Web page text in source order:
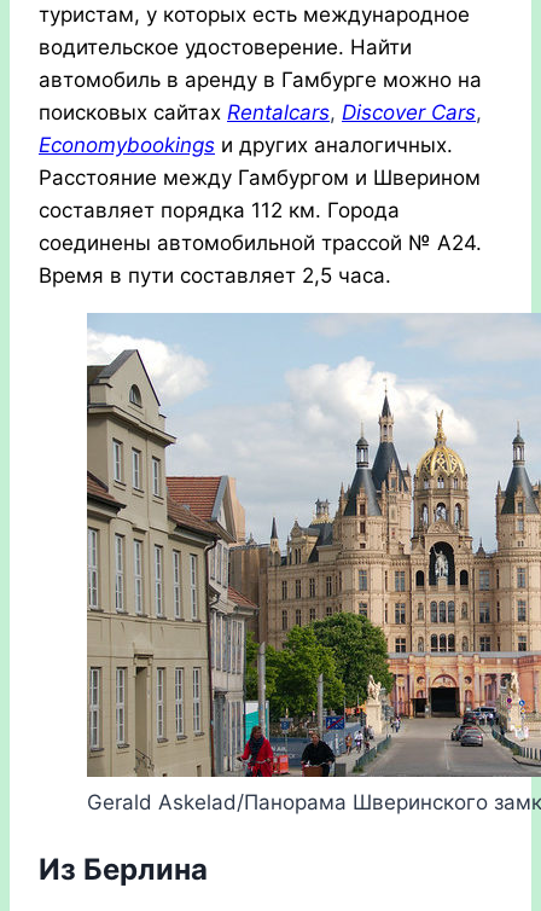
туристам, у которых есть международное
водительское удостоверение. Найти
автомобиль в аренду в Гамбурге можно на
поисковых сайтах Rentalcars, Discover Cars,
Economybookings и других аналогичных.
Расстояние между Гамбургом и Шверином
составляет порядка 112 км. Города
соединены автомобильной трассой № А24.
Время в пути составляет 2,5 часа.
Gerald Askelad/Панорама Шверинского
Из Берлина